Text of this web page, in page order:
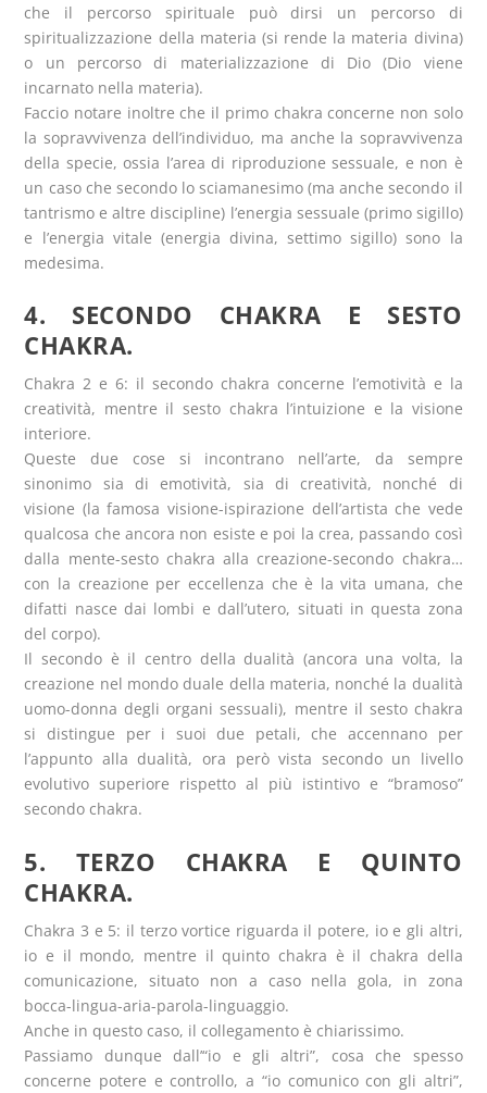
che il percorso spirituale può dirsi un percorso di
spiritualizzazione della materia (si rende la materia divina)
o un percorso di materializzazione di Dio (Dio viene
incarnato nella materia).
Faccio notare inoltre che il primo chakra concerne non solo
la sopravvivenza dell’individuo, ma anche la sopravvivenza
della specie, ossia l’area di riproduzione sessuale, e non è
un caso che secondo lo sciamanesimo (ma anche secondo il
tantrismo e altre discipline) l’energia sessuale (primo sigillo)
e l’energia vitale (energia divina, settimo sigillo) sono la
medesima.
4. SECONDO CHAKRA E SESTO
CHAKRA.
Chakra 2 e 6: il secondo chakra concerne l’emotività e la
creatività, mentre il sesto chakra l’intuizione e la visione
interiore.
Queste due cose si incontrano nell’arte, da sempre
sinonimo sia di emotività, sia di creatività, nonché di
visione (la famosa visione-ispirazione dell’artista che vede
qualcosa che ancora non esiste e poi la crea, passando così
dalla mente-sesto chakra alla creazione-secondo chakra…
con la creazione per eccellenza che è la vita umana, che
difatti nasce dai lombi e dall’utero, situati in questa zona
del corpo).
Il secondo è il centro della dualità (ancora una volta, la
creazione nel mondo duale della materia, nonché la dualità
uomo-donna degli organi sessuali), mentre il sesto chakra
si distingue per i suoi due petali, che accennano per
l’appunto alla dualità, ora però vista secondo un livello
evolutivo superiore rispetto al più istintivo e “bramoso”
secondo chakra.
5. TERZO CHAKRA E QUINTO
CHAKRA.
Chakra 3 e 5: il terzo vortice riguarda il potere, io e gli altri,
io e il mondo, mentre il quinto chakra è il chakra della
comunicazione, situato non a caso nella gola, in zona
bocca-lingua-aria-parola-linguaggio.
Anche in questo caso, il collegamento è chiarissimo.
Passiamo dunque dall’“io e gli altri”, cosa che spesso
concerne potere e controllo, a “io comunico con gli altri”,